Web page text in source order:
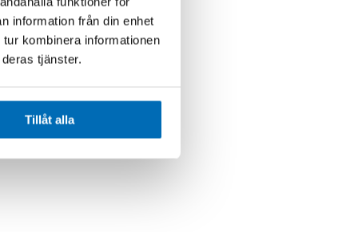
information från din enhet
kombinera informationen
tjänster.
Tillåt alla